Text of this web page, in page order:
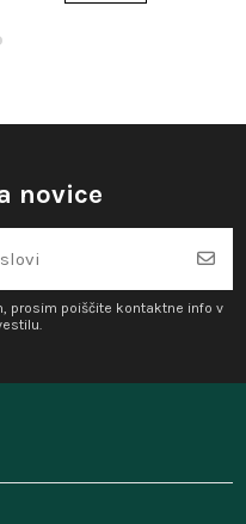
novice
prosim poiščite kontaktne info v